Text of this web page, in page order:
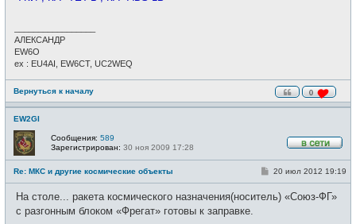
0
АЛЕКСАНДР
EW6O
ex : EU4AI, EW6CT, UC2WEQ
Вернуться к началу
EW2GI
е
т
Сообщения: 589
Зарегистрирован: 30 ноя 2009 17:28
Re: МКС и другие космические объекты
С
б
20 июл 2012 19:19
На столе... ракета космического назначения(носитель) «Союз-ФГ»
с разгонным блоком «Фрегат» готовы к заправке.